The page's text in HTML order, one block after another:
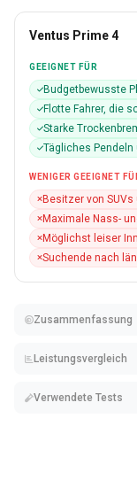
Ventus Prime 4
GEEIGNET FÜR
Budgetbewusste
Flotte Fahrer, die
Starke
Tägliches Pendeln
WENIGER GEEIGNET
Besitzer von
Maximale Nass-
Möglichst leiser
Suchende nach
Zusammenfassung
Leistungsvergleich
Verwendete Tests